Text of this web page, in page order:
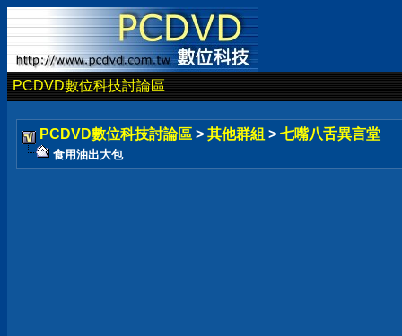
PCDVD數位科技討論區
PCDVD數位科技討論區 > 其他群組 > 七嘴八舌異言堂
食用油出大包